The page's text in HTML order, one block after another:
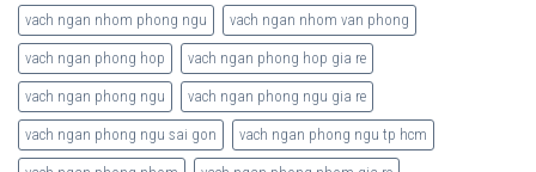
vach ngan nhom phong ngu vach ngan nhom van phong
vach ngan phong hop vach ngan phong hop gia re
vach ngan phong ngu vach ngan phong ngu gia re
vach ngan phong ngu sai gon vach ngan phong ngu tp hcm